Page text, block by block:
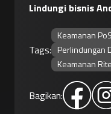
Lindungi bisnis
Tags:
Keamanan PoS
Perlindungan
Keamanan
Bagikan: